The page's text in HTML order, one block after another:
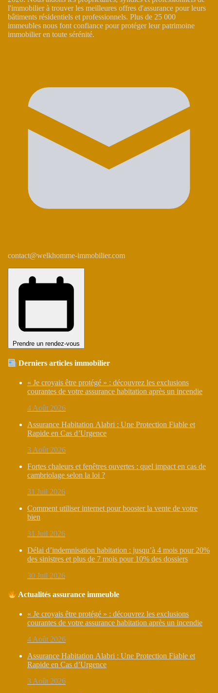
l'immobilier à trouver les meilleures offres d'assurance pour leurs
bâtiments résidentiels et professionnels. Plus de 25 000
immeubles nous font confiance pour protéger leur patrimoine
immobilier en toute sérénité.
contact@welkhomme-immobilier.com
Prendre un rendez-vous
Derniers articles immobilier
« Je croyais être protégé » : découvrez les exclusions
courantes de votre assurance habitation après un incendie
4 Août 2026
Assurance Habitation Alabri : Une Protection Fiable et
Rapide en Cas d’Urgence
3 Août 2026
Fortes chaleurs et fenêtres ouvertes : quel impact en cas de
cambriolage selon la loi ?
31 Juil 2026
Comment utiliser internet pour booster la vente de votre
bien
31 Juil 2026
Délai d’indemnisation habitation : jusqu’à 4 mois pour 20%
des sinistres et plus de 7 mois pour 10% des dossiers
30 Juil 2026
Actualités assurance immeuble
« Je croyais être protégé » : découvrez les exclusions
courantes de votre assurance habitation après un incendie
4 Août 2026
Assurance Habitation Alabri : Une Protection Fiable et
Rapide en Cas d’Urgence
3 Août 2026